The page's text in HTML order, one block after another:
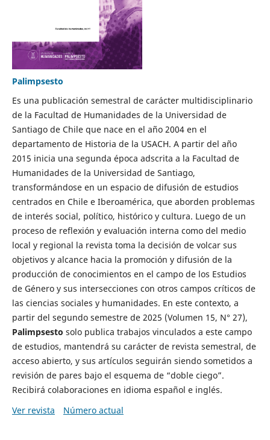
Palimpsesto
Es una publicación semestral de carácter multidisciplinario
de la Facultad de Humanidades de la Universidad de
Santiago de Chile que nace en el año 2004 en el
departamento de Historia de la USACH. A partir del año
2015 inicia una segunda época adscrita a la Facultad de
Humanidades de la Universidad de Santiago,
transformándose en un espacio de difusión de estudios
centrados en Chile e Iberoamérica, que aborden problemas
de interés social, político, histórico y cultura. Luego de un
proceso de reflexión y evaluación interna como del medio
local y regional la revista toma la decisión de volcar sus
objetivos y alcance hacia la promoción y difusión de la
producción de conocimientos en el campo de los Estudios
de Género y sus intersecciones con otros campos críticos de
las ciencias sociales y humanidades. En este contexto, a
partir del segundo semestre de 2025 (Volumen 15, N° 27),
Palimpsesto solo publica trabajos vinculados a este campo
de estudios, mantendrá su carácter de revista semestral, de
acceso abierto, y sus artículos seguirán siendo sometidos a
revisión de pares bajo el esquema de “doble ciego”.
Recibirá colaboraciones en idioma español e inglés.
Ver revista
Número actual